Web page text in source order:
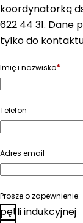
koordynatorką
622 44 31.
tylko do
Imię i nazwisko*
Telefon
Adres email
Proszę o zapewnienie:
pętli indukcyjnej